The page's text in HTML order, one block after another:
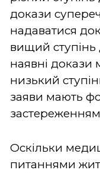
докази
надаватися
вищий ступінь
наявні докази
низький
заяви мають
Оскільки
питаннями